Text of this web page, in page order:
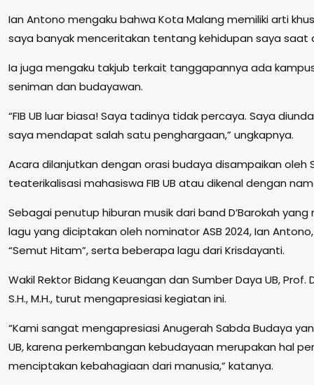
Ian Antono mengaku bahwa Kota Malang memiliki arti
saya banyak menceritakan tentang kehidupan saya saat
Ia juga mengaku takjub terkait tanggapannya ada
seniman dan budayawan.
“FIB UB luar biasa! Saya tadinya tidak percaya. Saya
saya mendapat salah satu penghargaan,” ungkapnya.
Acara dilanjutkan dengan orasi budaya disampaikan oleh
teaterikalisasi mahasiswa FIB UB atau dikenal dengan
Sebagai penutup hiburan musik dari band D’Barokah
lagu yang diciptakan oleh nominator ASB 2024, Ian
“Semut Hitam”, serta beberapa lagu dari Krisdayanti.
Wakil Rektor Bidang Keuangan dan Sumber Daya UB, Prof.
S.H., M.H., turut mengapresiasi kegiatan ini.
“Kami sangat mengapresiasi Anugerah Sabda Budaya
UB, karena perkembangan kebudayaan merupakan hal
menciptakan kebahagiaan dari manusia,” katanya.